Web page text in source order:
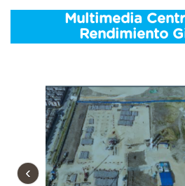
Multimedia
Rendimiento